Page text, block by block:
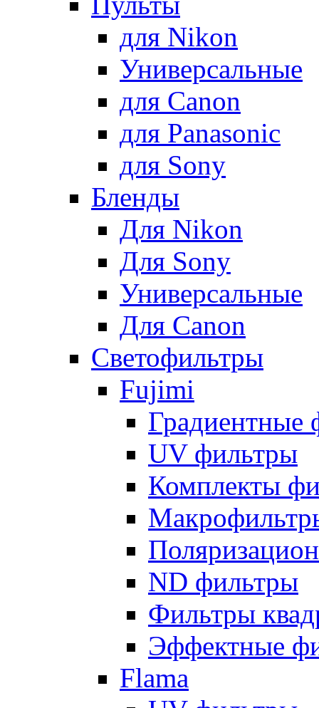
для Nikon
Универсальные
для Canon
для Panasonic
для Sony
Бленды
Для Nikon
Для Sony
Универсальные
Для Canon
Светофильтры
Fujimi
Градиентные
UV фильтры
Комплекты
ND фильтры
Фильтры
Эффектные
Flama